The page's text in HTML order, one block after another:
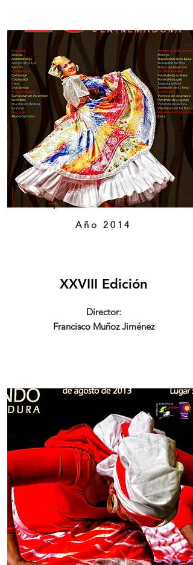
Año 2014
XXVIII Edición
Director:
Francisco Muñoz Jiménez